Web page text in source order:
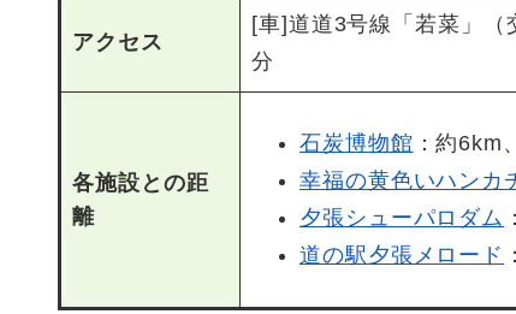
アクセス
[車]道道3号線「若菜」
分
各施設との距
離
石炭博物館 ：約6km
幸福の黄色いハンカ
夕張シューパロダム
道の駅夕張メロード